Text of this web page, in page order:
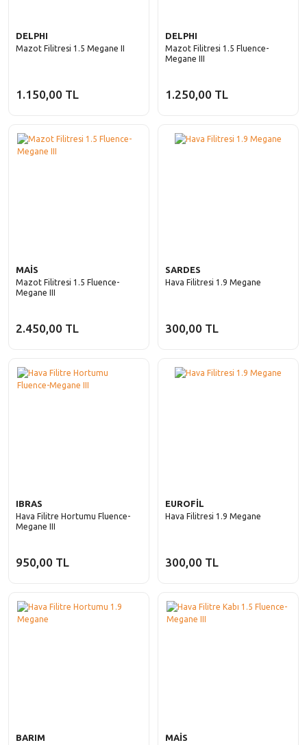
DELPHI
Mazot Filitresi 1.5 Megane II
1.150,00 TL
DELPHI
Mazot Filitresi 1.5 Fluence-
Megane III
1.250,00 TL
MAİS
Mazot Filitresi 1.5 Fluence-
Megane III
2.450,00 TL
SARDES
Hava Filitresi 1.9 Megane
300,00 TL
IBRAS
Hava Filitre Hortumu Fluence-
Megane III
950,00 TL
EUROFİL
Hava Filitresi 1.9 Megane
300,00 TL
BARIM MAİS